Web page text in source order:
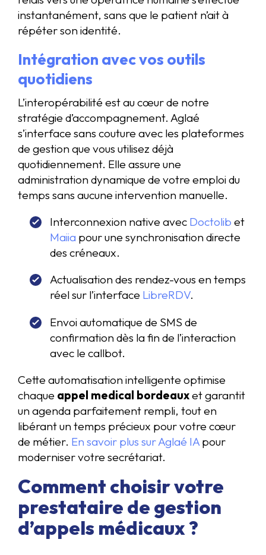
instantanément, sans que le patient n’ait à
répéter son identité.
Intégration avec vos outils
quotidiens
L’interopérabilité est au cœur de notre
stratégie d’accompagnement. Aglaé
s’interface sans couture avec les plateformes
de gestion que vous utilisez déjà
quotidiennement. Elle assure une
administration dynamique de votre emploi du
temps sans aucune intervention manuelle.
Interconnexion native avec Doctolib et
Maiia pour une synchronisation directe
des créneaux.
Actualisation des rendez-vous en temps
réel sur l’interface LibreRDV.
Envoi automatique de SMS de
confirmation dès la fin de l’interaction
avec le callbot.
Cette automatisation intelligente optimise
chaque appel medical bordeauxet garantit
un agenda parfaitement rempli, tout en
libérant un temps précieux pour votre cœur
de métier. En savoir plus sur Aglaé IA pour
moderniser votre secrétariat.
Comment choisir votre
prestataire de gestion
d’appels médicaux ?